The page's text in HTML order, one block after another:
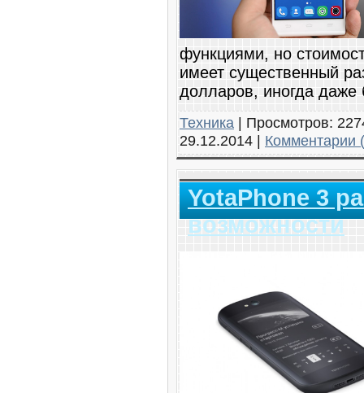
функциями, но
имеет существенный
долларов, иногда даже
Техника | Просмотров:
29.12.2014 | Комментарии
YotaPhone 3
возможности